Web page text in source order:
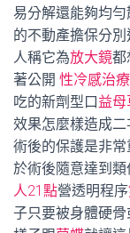
易分解還能夠均勻
的不動產擔保分
人稱它為放大鏡都
著公開 性冷感治療
吃的新劑型口益母
效果怎麼樣造成二
術後的保護是非
於術後隨意達到
人21點營透明程序
子只要被身體硬